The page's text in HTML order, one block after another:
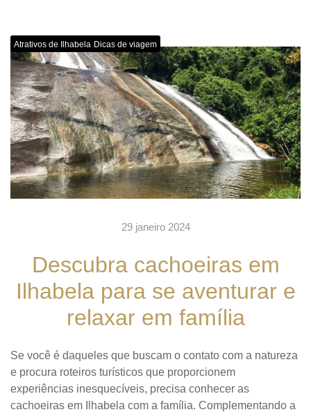
Atrativos de Ilhabela, Dicas de viagem
29 janeiro 2024
Descubra cachoeiras em
Ilhabela para se aventurar e
relaxar em família
Se você é daqueles que buscam o contato com a natureza
e procura roteiros turísticos que proporcionem
experiências inesquecíveis, precisa conhecer as
cachoeiras em Ilhabela com a família. Complementando a